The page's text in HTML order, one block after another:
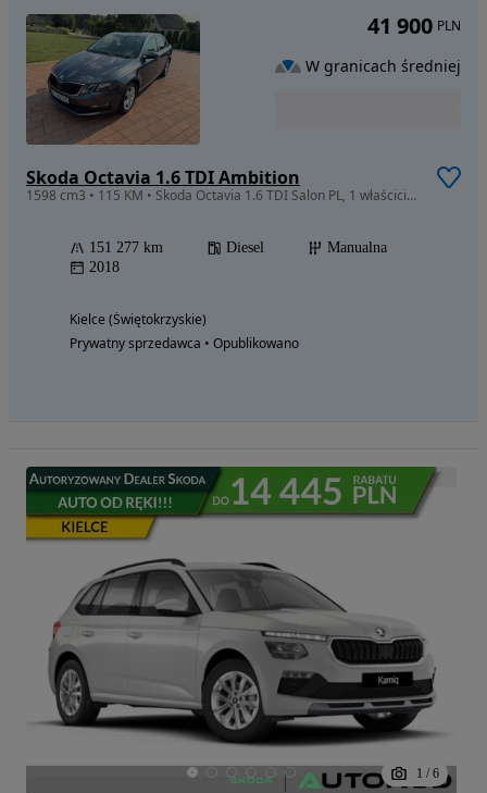
Skoda Octavia 1.6 TDI Ambition
1598 cm3 • 115 KM • Skoda Octavia 1.6 TDI Salon PL, 1 właściciel, faktury serwisowe,FV23%
151 277 km Diesel
Manualna
2018
Kielce (Świętokrzyskie)
Prywatny sprzedawca • Opublikowano
41 900 PLN
W granicach średniej
1 / 6